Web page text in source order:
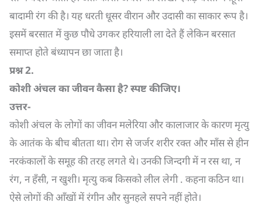
बादामी रंग की है। यह धरती धूसर वीरान और उदासी का साकार रूप है।
इसमें बरसात में कुछ पौधे उगकर हरियाली ला देते हैं लेकिन बरसात
समाप्त होते बंध्यापन छा जाता है।
प्रश्न2.
कोशी अंचल का जीवन कैसा है?स्पष्ट कीजिए।
उत्तर-
कोशी अंचल के लोगों का जीवन मलेरिया और कालाजार के कारण मृत्यु
के आतंक के बीच बीतता था। रोग से जर्जर शरीर रक्त और माँस से हीन
नरकंकालों के समूह की तरह लगते थे। उनकी जिन्दगी में न रस था, न
रंग, न हँसी, न खुशी। मृत्यु कब किसको लील लेगी . कहना कठिन था।
ऐसे लोगों की आँखों में रंगीन और सुनहले सपने नहीं होते।